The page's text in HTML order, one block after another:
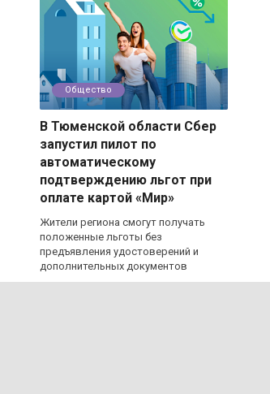
Общество
В Тюменской области Сбер
запустил пилот по
автоматическому
подтверждению льгот при
оплате картой «Мир»
Жители региона смогут получать
положенные льготы без
предъявления удостоверений и
дополнительных документов